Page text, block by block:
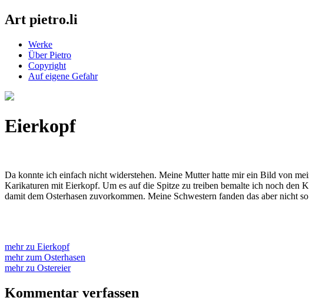
Art pietro.li
Werke
Über Pietro
Copyright
Auf eigene Gefahr
Eierkopf
Da konnte ich einfach nicht widerstehen. Meine Mutter hatte mir ein Bild von
Karikaturen mit Eierkopf. Um es auf die Spitze zu treiben bemalte ich noch den
damit dem Osterhasen zuvorkommen. Meine Schwestern fanden das aber nicht
mehr zu Eierkopf
mehr zum Osterhasen
mehr zu Ostereier
Kommentar verfassen